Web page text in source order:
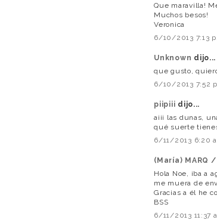
Que maravilla!
Muchos besos!
Veronica
6/10/2013 7:13
Unknown dijo...
que gusto,
6/10/2013 7:52
piipiii dijo...
aiii las dunas,
qué suerte
6/11/2013 6:20
(María) MARQ
Hola Noe, iba a
me muera de
Gracias a él he
BSS
6/11/2013 11:37